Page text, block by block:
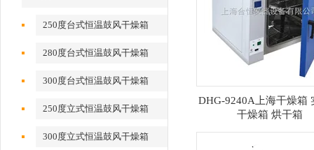
250度台式恒温鼓风干燥箱
280度台式恒温鼓风干燥箱
300度台式恒温鼓风干燥箱
250度立式恒温鼓风干燥箱
300度立式恒温鼓风干燥箱
DHG-9240A上海干燥箱
干燥箱 烘干箱